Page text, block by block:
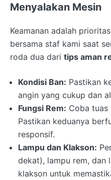
Menyalakan Mesin
Keamanan adalah
bersama staf kami saat
roda dua dari tips aman
Kondisi Ban: Pastikan
angin yang cukup dan
Fungsi Rem: Coba tuas
Pastikan keduanya
responsif.
Lampu dan Klakson:
dekat), lampu rem, dan
klakson untuk